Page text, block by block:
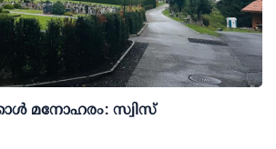
മനോഹരം: സ്വിസ്